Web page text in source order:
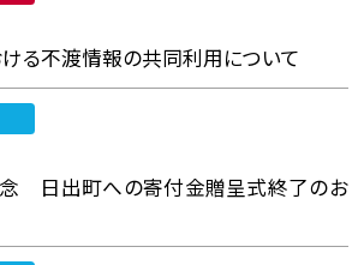
る不渡情報の共同利用について
日出町への寄付金贈呈式終了のお